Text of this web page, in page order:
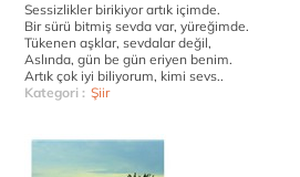
Sessizlikler birikiyor artık içimde.
Bir sürü bitmiş sevda var, yüreğimde.
Tükenen aşklar, sevdalar değil,
Aslında, gün be gün eriyen benim.
Artık çok iyi biliyorum, kimi sevs..
Kategori : Şiir